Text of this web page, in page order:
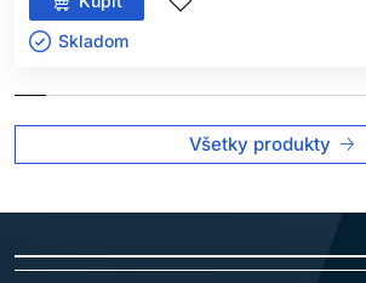
Skladom ㅤ
Všetky produkty